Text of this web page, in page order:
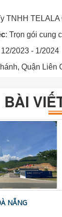
TNHH
: Trọn gói cung
12/2023 - 1/2024
Quận Liên
BÀI
NẴNG